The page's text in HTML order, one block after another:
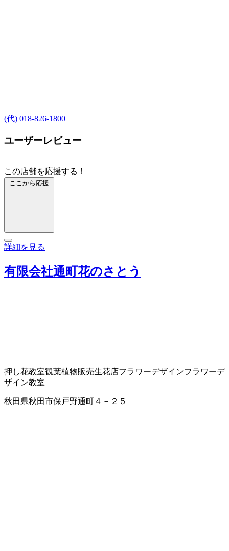
(代) 018-826-1800
ユーザーレビュー
この店舗を応援する！
ここから応援
詳細を見る
有限会社通町花のさとう
押し花教室観葉植物販売生花店フラワーデザインフラワーデ
ザイン教室
秋田県秋田市保戸野通町４－２５